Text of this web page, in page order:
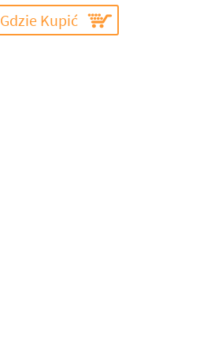
Gdzie Kupić